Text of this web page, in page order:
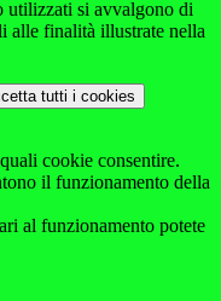
utilizzati si avvalgono di
alle finalità illustrate nella
tutti i cookies
cookie consentire.
il funzionamento della
al funzionamento potete